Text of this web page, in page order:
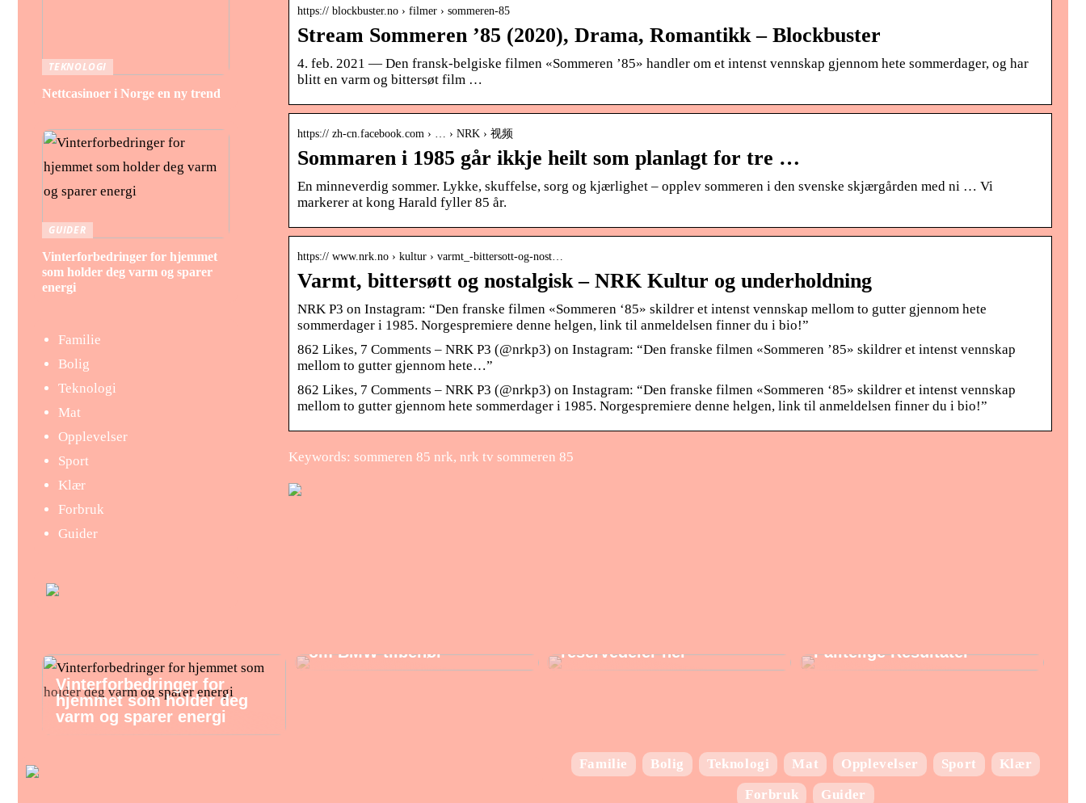
https:// blockbuster.no › filmer › sommeren-85
Stream Sommeren ’85 (2020), Drama, Romantikk – Blockbuster
4. feb. 2021 — Den fransk-belgiske filmen «Sommeren ’85» handler om et intenst vennskap gjennom hete sommerdager, og har
blitt en varm og bittersøt film …
https:// zh-cn.facebook.com › … › NRK › 视频
Sommaren i 1985 går ikkje heilt som planlagt for tre …
En minneverdig sommer. Lykke, skuffelse, sorg og kjærlighet – opplev sommeren i den svenske skjærgården med ni … Vi
markerer at kong Harald fyller 85 år.
https:// www.nrk.no › kultur › varmt_-bittersott-og-nost…
Varmt, bittersøtt og nostalgisk – NRK Kultur og underholdning
NRK P3 on Instagram: “Den franske filmen «Sommeren ‘85» skildrer et intenst vennskap mellom to gutter gjennom hete
sommerdager i 1985. Norgespremiere denne helgen, link til anmeldelsen finner du i bio!”
862 Likes, 7 Comments – NRK P3 (@nrkp3) on Instagram: “Den franske filmen «Sommeren ’85» skildrer et intenst vennskap
mellom to gutter gjennom hete…”
862 Likes, 7 Comments – NRK P3 (@nrkp3) on Instagram: “Den franske filmen «Sommeren ‘85» skildrer et intenst vennskap
mellom to gutter gjennom hete sommerdager i 1985. Norgespremiere denne helgen, link til anmeldelsen finner du i bio!”
Keywords: sommeren 85 nrk, nrk tv sommeren 85
TEKNOLOGI
Nettcasinoer i Norge en ny trend
GUIDER
Vinterforbedringer for hjemmet
som holder deg varm og sparer
energi
Familie
Bolig
Teknologi
Mat
Opplevelser
Sport
Klær
Forbruk
Guider
Vinterforbedringer for
hjemmet som holder deg
varm og sparer energi
om BMW tilbehør
reservedeler her
Pålitelige Resultater
Familie Bolig Teknologi Mat Opplevelser Sport
Klær
Forbruk
Guider